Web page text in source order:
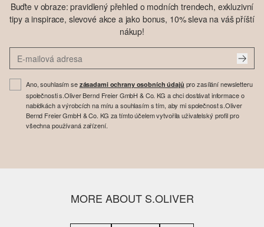
Buďte v obraze: pravidlený přehled o modních trendech, exkluzivní
tipy a inspirace, slevové akce a jako bonus, 10% sleva na váš příští
nákup!
Ano, souhlasím se zásadami ochrany osobních údajů pro zasílání newsletteru
společnosti s.Oliver Bernd Freier GmbH & Co. KG a chci dostávat informace o
nabídkách a výrobcích na míru a souhlasím s tím, aby mi společnost s.Oliver
Bernd Freier GmbH & Co. KG za tímto účelem vytvořila uživatelský profil pro
všechna používaná zařízení.
MORE ABOUT S.OLIVER